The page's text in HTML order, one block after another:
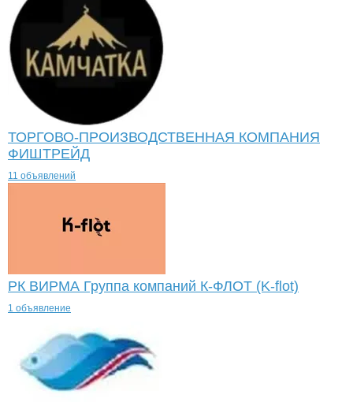
ТОРГОВО-ПРОИЗВОДСТВЕННАЯ КОМПАНИЯ
ФИШТРЕЙД
11 объявлений
РК ВИРМА Группа компаний К-ФЛОТ (K-flot)
1 объявление